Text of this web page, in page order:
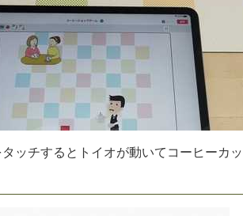
タ ッチする と ト イ オが動いて コ ー ヒ ーカ ッ